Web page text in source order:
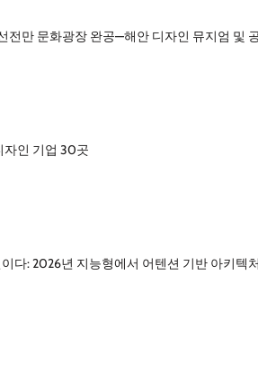
전만 문화광장 완공—해안 디자인 뮤지엄 및
자인 기업 30곳
다: 2026년 지능형에서 어텐션 기반 아키텍